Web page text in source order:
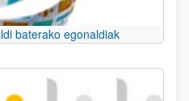
baterako egonaldiak